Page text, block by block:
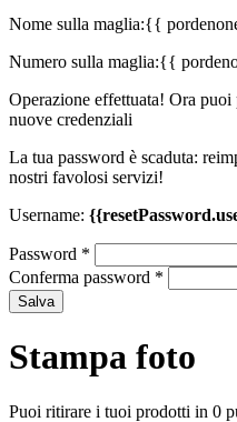
Nome sulla maglia:{{
Numero sulla maglia:{{
Operazione effettuata! Ora
nuove credenziali
La tua password è scaduta:
nostri favolosi servizi!
Username:
Password *
Conferma password *
Salva
Stampa foto
Puoi ritirare i tuoi prodotti in 0